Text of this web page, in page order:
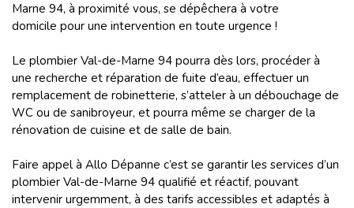
Marne 94, à proximité vous, se dépêchera à votre
domicile pour une intervention en toute urgence !
Le plombier Val-de-Marne 94 pourra dès lors, procéder à
une recherche et réparation de fuite d’eau, effectuer un
remplacement de robinetterie, s’atteler à un débouchage de
WC ou de sanibroyeur, et pourra même se charger de la
rénovation de cuisine et de salle de bain.
Faire appel à Allo Dépanne c’est se garantir les services d’un
plombier Val-de-Marne 94 qualifié et réactif, pouvant
intervenir urgemment, à des tarifs accessibles et adaptés à